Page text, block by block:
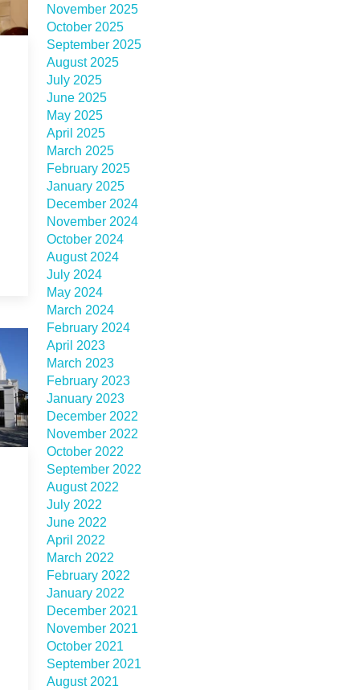
November 2025
October 2025
September 2025
August 2025
July 2025
June 2025
May 2025
April 2025
March 2025
February 2025
January 2025
December 2024
November 2024
October 2024
August 2024
July 2024
May 2024
March 2024
February 2024
April 2023
March 2023
February 2023
January 2023
December 2022
November 2022
October 2022
September 2022
August 2022
July 2022
June 2022
April 2022
March 2022
February 2022
January 2022
December 2021
November 2021
October 2021
September 2021
August 2021